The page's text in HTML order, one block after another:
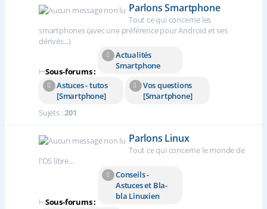
Parlons Smartphone
Tout ce qui concerne les
smartphones (avec une préférence pour Android et ses
dérivés...)
⊢Sous-forums :
Actualités
Smartphone
Astuces - tutos
[Smartphone]
Vos questions
[Smartphone]
Sujets :201
Parlons Linux
Tout ce qui concerne le monde de
l'OS libre...
⊢Sous-forums :
Conseils -
Astuces et Bla-
bla Linuxien